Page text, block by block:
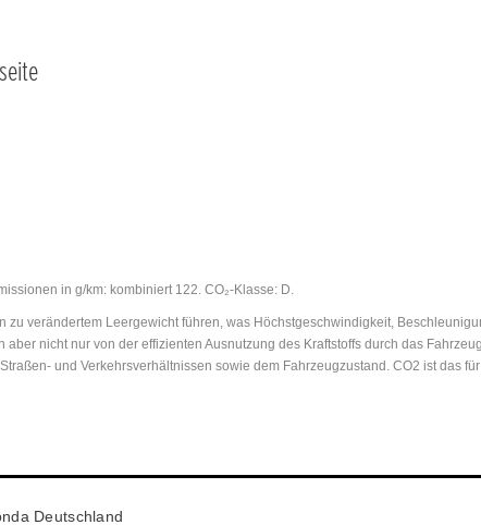
in g/km: kombiniert 122. CO₂-Klasse: D.
verändertem Leergewicht führen, was Höchstgeschwindigkeit,
nicht nur von der effizienten Ausnutzung des Kraftstoffs durch das
und Verkehrsverhältnissen sowie dem Fahrzeugzustand. CO2 ist das
Deutschland